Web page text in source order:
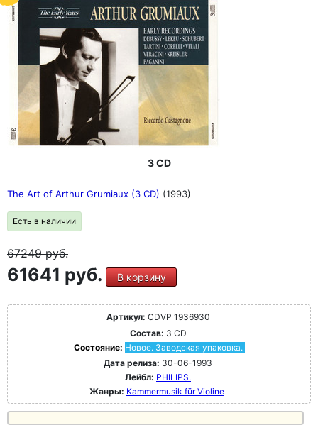
3 CD
The Art of Arthur Grumiaux (3 CD) (1993)
Есть в наличии
67249руб.
61641 руб. В корзину
Артикул: CDVP 1936930
Состав: 3 CD
Состояние: Новое. Заводская упаковка.
Дата релиза: 30-06-1993
Лейбл: PHILIPS.
Жанры: Kammermusik für Violine